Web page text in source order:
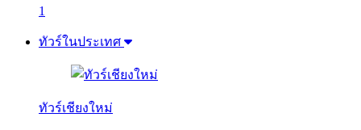
1
ทัวร์ในประเทศ
ทัวร์เชียงใหม่